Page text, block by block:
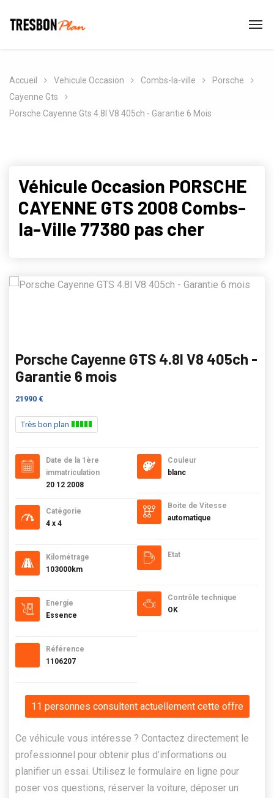
Accueil Vehicule Occasion Combs-la-ville
Porsche
Cayenne Gts
Porsche Cayenne Gts 4.8l V8 405ch - Garantie 6 Mois
Véhicule Occasion PORSCHE
CAYENNE GTS 2008 Combs-
la-Ville 77380 pas cher
Porsche Cayenne GTS 4.8l V8 405ch -
Garantie 6 mois
21990 €
Très bon plan
Date de la 1ère
immatriculation
20 12 2008
Catégorie
4 x 4
Kilométrage
103000km
Energie
Essence
Référence
1106207
Couleur
blanc
Boite de Vitesse
automatique
Etat
Contrôle technique
OK
11 personnes consultent actuellement cette offre
Ce véhicule vous intéresse ? Contactez directement le
professionnel pour obtenir plus d’informations ou
planifier un essai. Utilisez le formulaire en ligne pour
poser vos questions, réserver la voiture, déposer un